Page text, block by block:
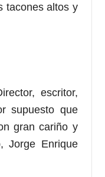
tacones altos y
escritor,
supuesto que
gran cariño y
Jorge Enrique